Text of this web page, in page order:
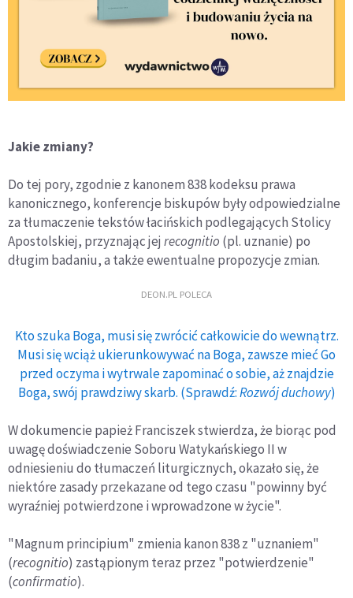
Jakie zmiany?
Do tej pory, zgodnie z kanonem 838 kodeksu prawa
kanonicznego, konferencje biskupów były odpowiedzialne
za tłumaczenie tekstów łacińskich podlegających Stolicy
Apostolskiej, przyznając jej recognitio (pl. uznanie) po
długim badaniu, a także ewentualne propozycje zmian.
DEON.PL POLECA
Kto szuka Boga, musi się zwrócić całkowicie do wewnątrz.
Musi się wciąż ukierunkowywać na Boga, zawsze mieć Go
przed oczyma i wytrwale zapominać o sobie, aż znajdzie
Boga, swój prawdziwy skarb. (Sprawdź:Rozwój duchowy)
W dokumencie papież Franciszek stwierdza, że ​​biorąc pod
uwagę doświadczenie Soboru Watykańskiego II w
odniesieniu do tłumaczeń liturgicznych, okazało się, że
niektóre zasady przekazane od tego czasu "powinny być
wyraźniej potwierdzone i wprowadzone w życie".
"Magnum principium" zmienia kanon 838 z "uznaniem"
(recognitio) zastąpionym teraz przez "potwierdzenie"
(confirmatio).